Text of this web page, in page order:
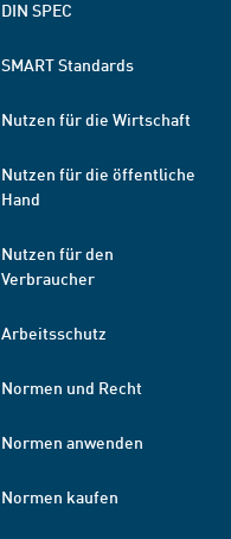
DIN SPEC
SMART Standards
Nutzen für die Wirtschaft
Nutzen für die öffentliche
Hand
Nutzen für den
Verbraucher
Arbeitsschutz
Normen und Recht
Normen anwenden
Normen kaufen